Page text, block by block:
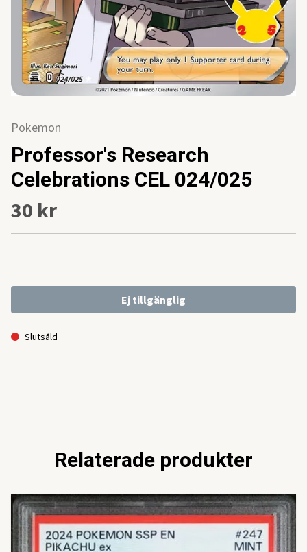
Pokemon
Professor's Research
Celebrations CEL 024/025
30 kr
Ej tillgänglig
Slutsåld
Relaterade produkter